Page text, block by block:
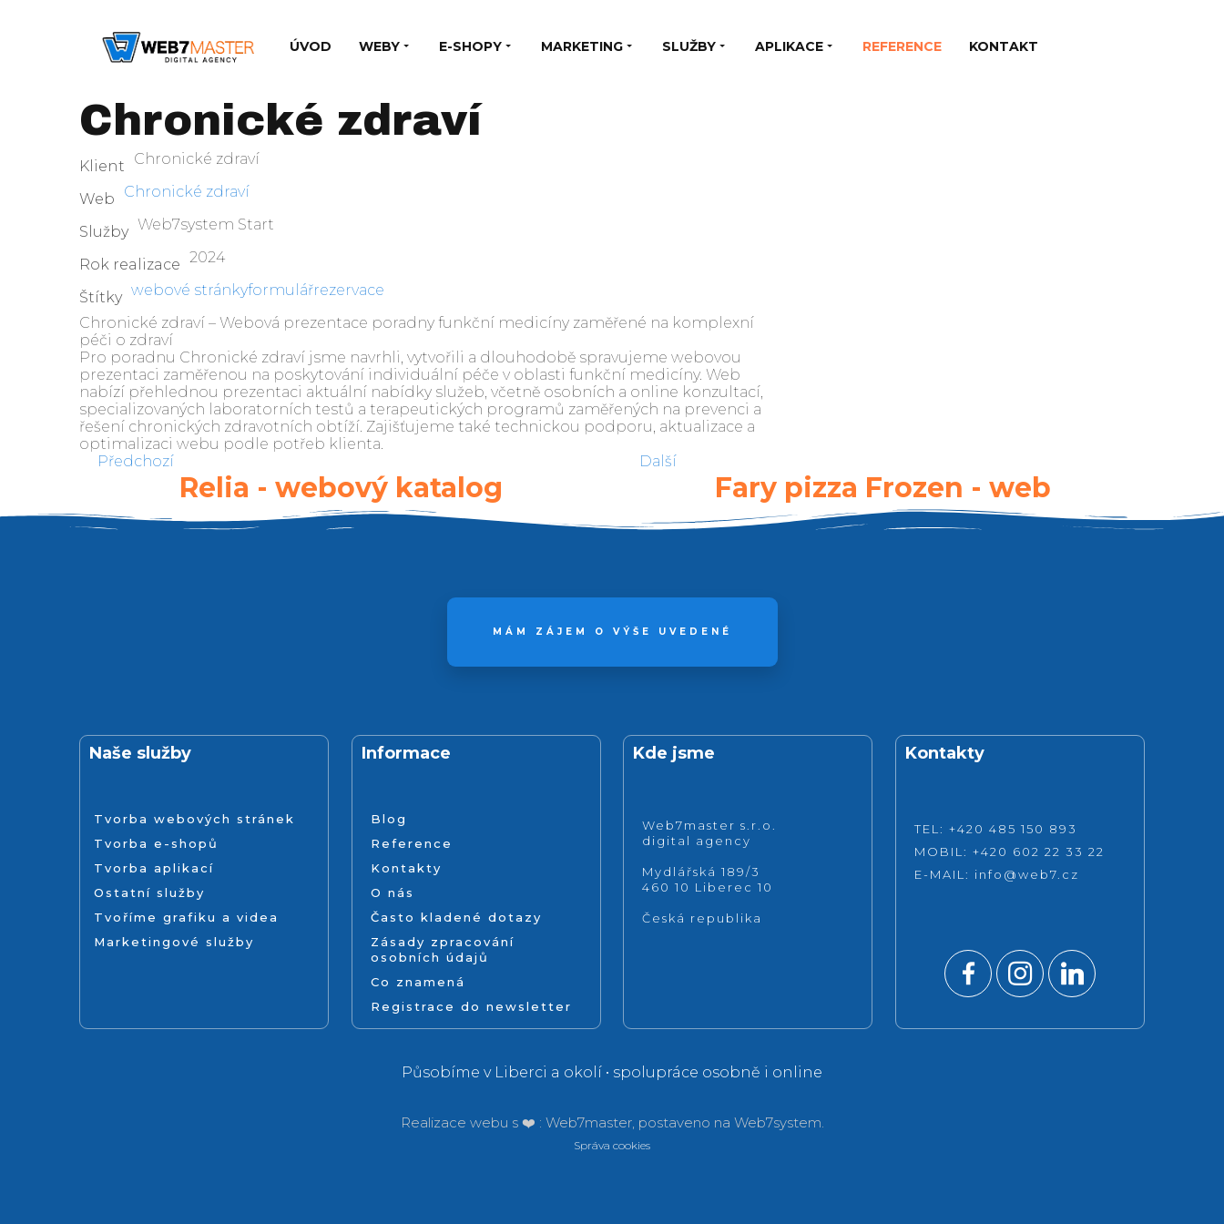
ÚVOD WEBY E-SHOPY MARKETING SLUŽBY APLIKACE REFERENCE KONTAKT
Chronické zdraví
Klient Chronické zdraví
Web Chronické zdraví
Služby Web7system Start
Rok realizace 2024
Štítky webové stránkyformulářrezervace
Chronické zdraví – Webová prezentace poradny funkční medicíny zaměřené na komplexní
péči o zdraví
Pro poradnu Chronické zdraví jsme navrhli, vytvořili a dlouhodobě spravujeme webovou
prezentaci zaměřenou na poskytování individuální péče v oblasti funkční medicíny. Web
nabízí přehlednou prezentaci aktuální nabídky služeb, včetně osobních a online konzultací,
specializovaných laboratorních testů a terapeutických programů zaměřených na prevenci a
řešení chronických zdravotních obtíží. Zajišťujeme také technickou podporu, aktualizace a
optimalizaci webu podle potřeb klienta.
Předchozí
Relia - webový katalog
Další
Fary pizza Frozen - web
MÁM ZÁJEM O VÝŠE UVEDENÉ
Naše služby
Tvorba webových stránek
Tvorba e-shopů
Tvorba aplikací
Ostatní služby
Tvoříme grafiku a videa
Marketingové služby
Informace
Blog
Reference
Kontakty
O nás
Často kladené dotazy
Zásady zpracování
osobních údajů
Co znamená
Registrace do newsletter
Kde jsme
Web7master s.r.o.
digital agency
Mydlářská 189/3
460 10 Liberec 10
Česká republika
Kontakty
TEL: +420 485 150 893
MOBIL: +420 602 22 33 22
E-MAIL: info@web7.cz
Působíme v Liberci a okolí • spolupráce osobně i online
Realizace webu s ❤️ : Web7master, postaveno na Web7system.
Správa cookies